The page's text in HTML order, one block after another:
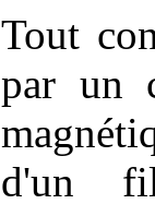
Tout
par un
d'un